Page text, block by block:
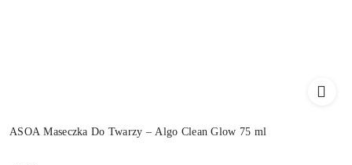
ASOA Maseczka Do Twarzy – Algo Clean Glow 75 ml